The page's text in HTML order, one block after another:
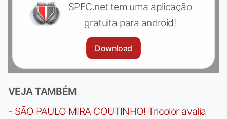
SPFC.net tem uma aplicação
gratuita para android!
Download
VEJA TAMBÉM
- SÃO PAULO MIRA COUTINHO! Tricolor avalia